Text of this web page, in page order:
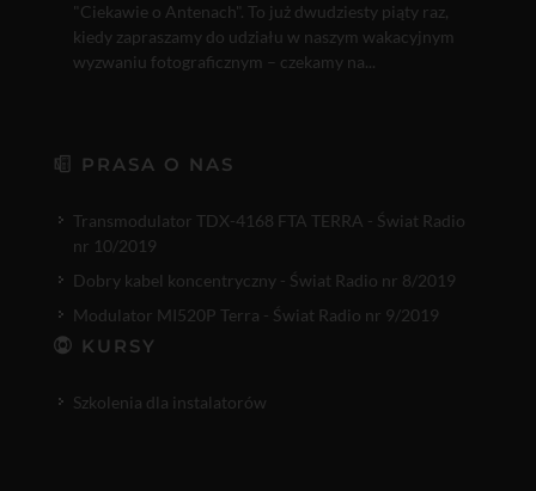
"Ciekawie o Antenach". To już dwudziesty piąty raz,
kiedy zapraszamy do udziału w naszym wakacyjnym
wyzwaniu fotograficznym – czekamy na...
PRASA O NAS
Transmodulator TDX-4168 FTA TERRA - Świat Radio
nr 10/2019
Dobry kabel koncentryczny - Świat Radio nr 8/2019
Modulator MI520P Terra - Świat Radio nr 9/2019
KURSY
Szkolenia dla instalatorów